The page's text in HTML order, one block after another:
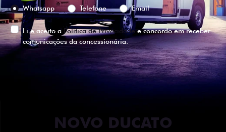
Whatsapp
Telefone Email
Li e aceito a Política de Privacidadee concordo em receber
comunicações da concessionária.
ENTRAR EM CONTATO
NOVO DUCATO